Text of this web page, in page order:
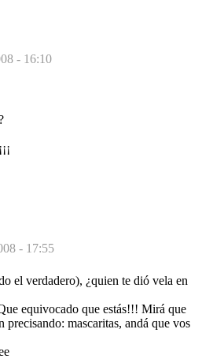
- 16:10
- 17:55
el verdadero), ¿quien te dió vela en
equivocado que estás!!! Mirá que
precisando: mascaritas, andá que vos